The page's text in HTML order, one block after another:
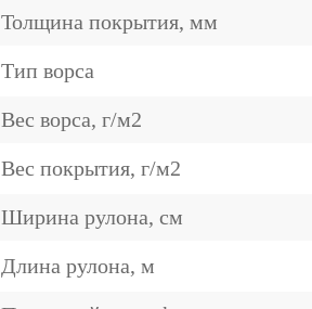
Толщина покрытия, мм
Тип ворса
Вес ворса, г/м2
Вес покрытия, г/м2
Ширина рулона, см
Длина рулона, м